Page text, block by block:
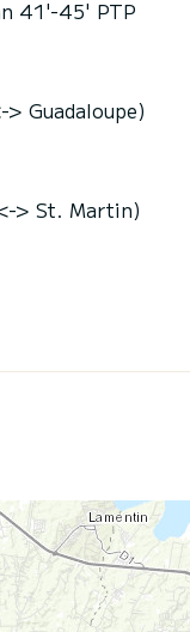
41'-45' PTP
Guadaloupe)
> St. Martin)